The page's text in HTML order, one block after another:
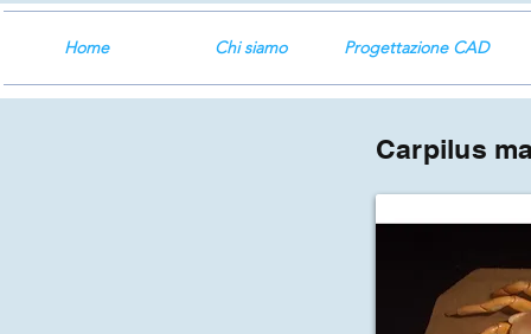
Home Chi siamo Progettazione CAD
Carpilus